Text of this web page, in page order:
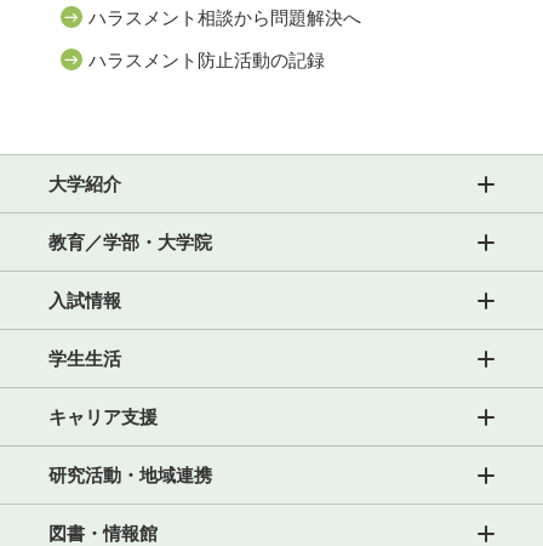
ハラスメント相談から問題解決へ
ハラスメント防止活動の記録
大学紹介
教育／学部・大学院
入試情報
学生生活
キャリア支援
研究活動・地域連携
図書・情報館